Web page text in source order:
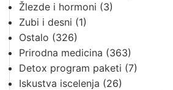
Žlezde i hormoni (3)
Zubi i desni (1)
Ostalo (326)
Prirodna medicina (363)
Detox program paketi (7)
Iskustva iscelenja (26)